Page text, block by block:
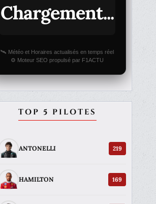
Chargement...
🛰️ Météo et Horaires actualisés en temps réel
⚙️ Moteur SEO propulsé par F1ACTU
TOP 5 PILOTES
ANTONELLI 219
HAMILTON 169